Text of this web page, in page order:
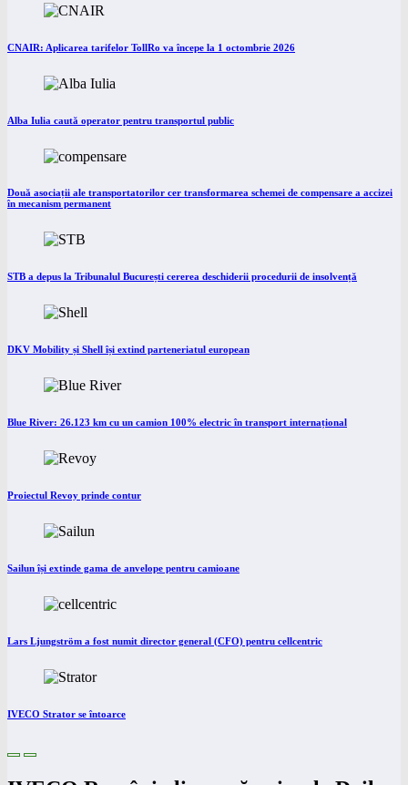
CNAIR: Aplicarea tarifelor TollRo va începe la 1 octombrie 2026
Alba Iulia caută operator pentru transportul public
Două asociații ale transportatorilor cer transformarea schemei de compensare a accizei
în mecanism permanent
STB a depus la Tribunalul București cererea deschiderii procedurii de insolvență
DKV Mobility și Shell își extind parteneriatul european
Blue River: 26.123 km cu un camion 100% electric în transport internațional
Proiectul Revoy prinde contur
Sailun își extinde gama de anvelope pentru camioane
Lars Ljungström a fost numit director general (CFO) pentru cellcentric
IVECO Strator se întoarce